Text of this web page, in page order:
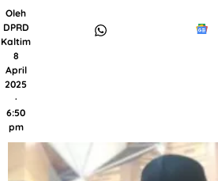
Oleh
DPRD
Kaltim
8
April
2025
·
6:50
pm